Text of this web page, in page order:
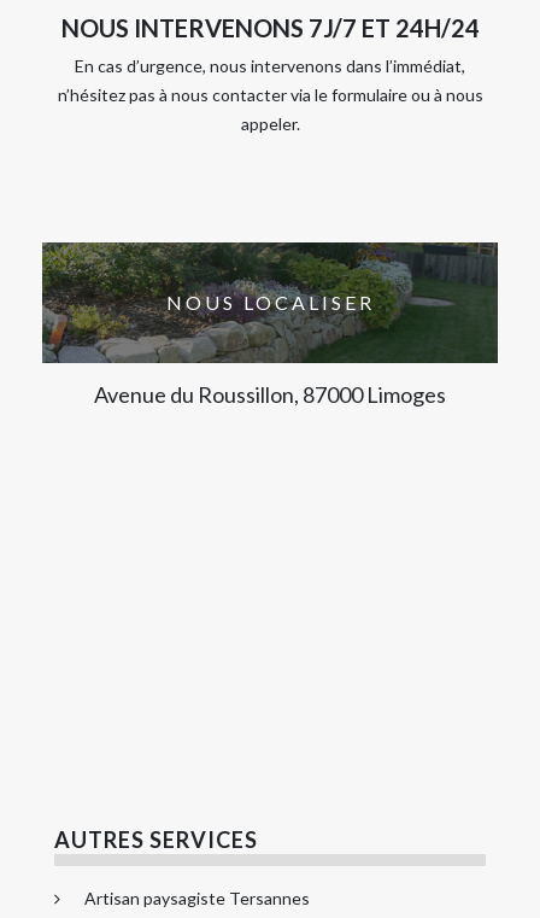
NOUS INTERVENONS 7J/7 ET 24H/24
En cas d’urgence, nous intervenons dans l’immédiat,
n’hésitez pas à nous contacter via le formulaire ou à nous
appeler.
NOUS LOCALISER
Avenue du Roussillon, 87000 Limoges
AUTRES SERVICES
Artisan paysagiste Tersannes